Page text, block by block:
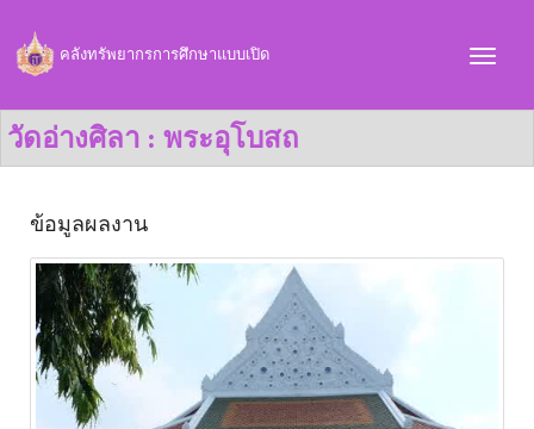
คลังทรัพยากรการศึกษาแบบเปิด
วัดอ่างศิลา : พระอุโบสถ
ข้อมูลผลงาน